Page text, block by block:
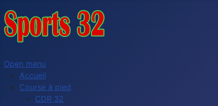
Open menu
Accueil
Course à pied
CDR 32